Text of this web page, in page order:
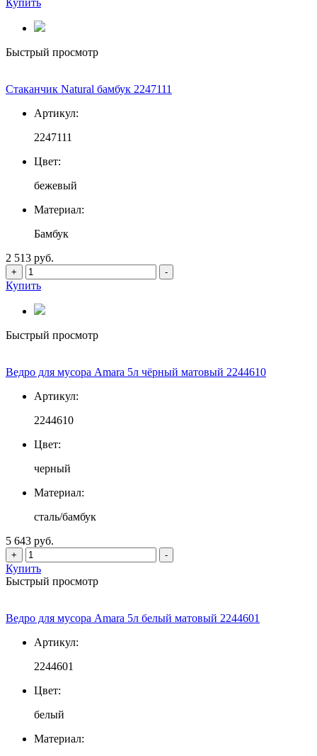
Купить
Быстрый просмотр
Стаканчик Natural бамбук 2247111
Артикул:
2247111
Цвет:
бежевый
Материал:
Бамбук
2 513 руб.
+ -
Купить
Быстрый просмотр
Ведро для мусора Amara 5л чёрный матовый 2244610
Артикул:
2244610
Цвет:
черный
Материал:
сталь/бамбук
5 643 руб.
+ -
Купить
Быстрый просмотр
Ведро для мусора Amara 5л белый матовый 2244601
Артикул:
2244601
Цвет:
белый
Материал: